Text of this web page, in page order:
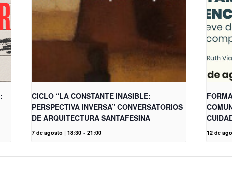
CICLO “LA CONSTANTE INASIBLE:
PERSPECTIVA INVERSA” CONVERSATORIOS
DE ARQUITECTURA SANTAFESINA
7 de agosto | 18:30 - 21:00 12 de